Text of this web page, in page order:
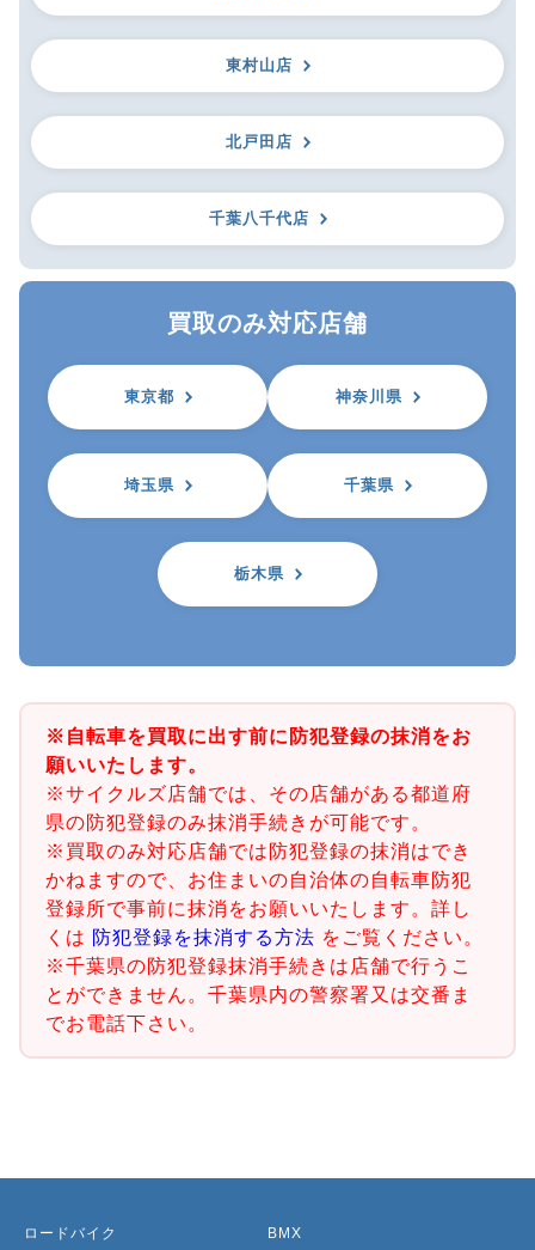
東村山店
北戸田店
千葉八千代店
買取のみ対応店舗
東京都 神奈川県
埼玉県 千葉県
栃木県
※自転車を買取に出す前に防犯登録の抹消をお
願いいたします。
※サイクルズ店舗では、その店舗がある都道府
県の防犯登録のみ抹消手続きが可能です。
※買取のみ対応店舗では防犯登録の抹消はでき
かねますので、お住まいの自治体の自転車防犯
登録所で事前に抹消をお願いいたします。詳し
くは 防犯登録を抹消する方法 をご覧ください。
※千葉県の防犯登録抹消手続きは店舗で行うこ
とができません。千葉県内の警察署又は交番ま
でお電話下さい。
ロードバイク BMX